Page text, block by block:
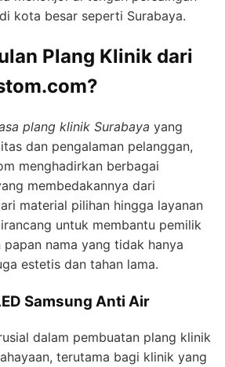
kota besar seperti Surabaya.
Plang Klinik dari
plang klinik Surabaya yang
dan pengalaman pelanggan,
menghadirkan berbagai
membedakannya dari
material pilihan hingga layanan
untuk membantu pemilik
nama yang tidak hanya
estetis dan tahan lama.
Samsung Anti Air
dalam pembuatan plang klinik
terutama bagi klinik yang